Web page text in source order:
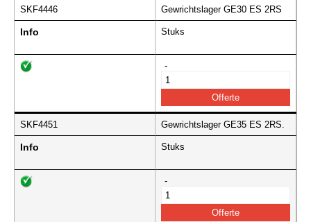
SKF4446 Gewrichtslager GE30 ES 2RS
Info Stuks
-
SKF4451 Gewrichtslager GE35 ES 2RS.
Info Stuks
-